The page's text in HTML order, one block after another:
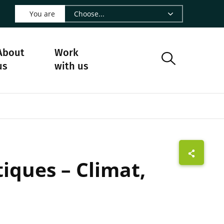
- CIRAD
Facebook - CIRAD
us on Instagram - CIRAD
us on Youtube - CIRAD
Follow us on Bluesky - CIRAD
page Contact us - CIRAD
to page RSS - CIRAD
You are
Work
with us
– Climat,